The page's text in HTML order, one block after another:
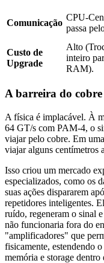
Comunicação
CPU-
passa
Custo de
Upgrade
Alto
inteiro
RAM).
A barreira do cobre
A física é implacável. À
64 GT/s com PAM-4, o
viajar pelo cobre. Em
viajar alguns centímetros
Isso criou um mercado
especializados, como os
suas ações dispararem
repetidores inteligentes.
ruído, regeneram o sinal
não funcionaria fora do
"amplificadores" que
fisicamente, estendendo
memória e storage dentro